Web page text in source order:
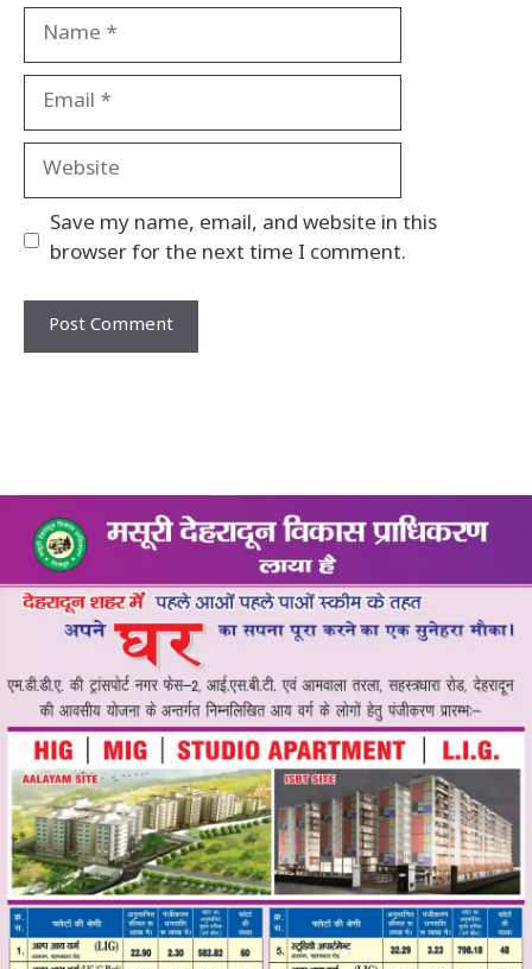
Name
Email
Website
Save my name, email, and website in this
browser for the next time I comment.